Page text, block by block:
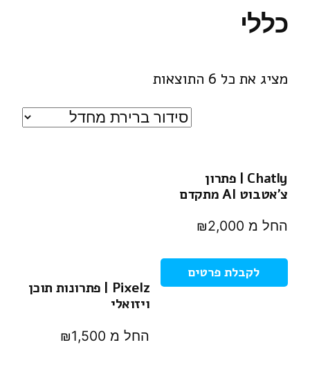
כללי
מציג את כל 6 התוצאות
Chatly | פתרון
צ’אטבוט AI מתקדם
₪2,000
לקבלת פרטים
Pixelz | פתרונות תוכן
ויזואלי
₪1,500